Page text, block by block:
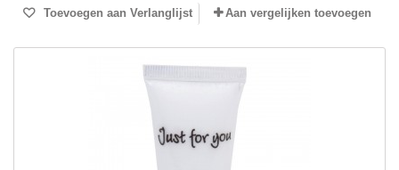
Toevoegen aan Verlanglijst Aan vergelijken toevoegen